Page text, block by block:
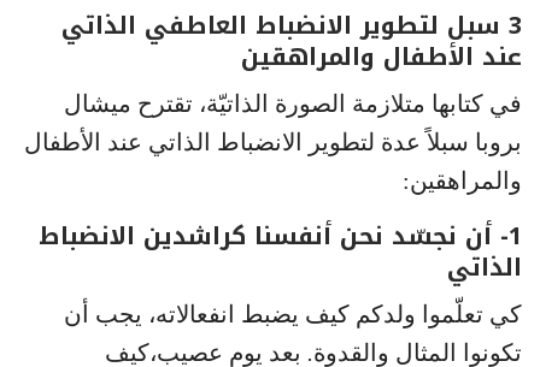
3 سبل لتطوير الانضباط العاطفي الذاتي
عند الأطفال والمراهقين
في كتابها متلازمة الصورة الذاتيّة، تقترح ميشال
بروبا سبلاً عدة لتطوير الانضباط الذاتي عند الأطفال
والمراهقين:
1- أن نجسّد نحن أنفسنا كراشدين الانضباط
الذاتي
كي تعلّموا ولدكم كيف يضبط انفعالاته، يجب أن
تكونوا المثال والقدوة. بعد يوم عصيب،كيف